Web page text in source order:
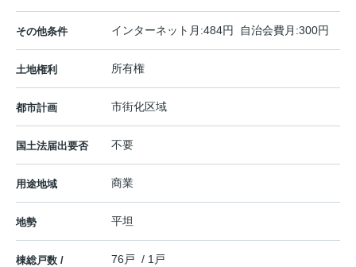
その他条件 インターネット月:484円 自治会費月:300円
土地権利 所有権
都市計画 市街化区域
国土法届出要否 不要
用途地域 商業
地勢 平坦
棟総戸数 /
76戸 / 1戸